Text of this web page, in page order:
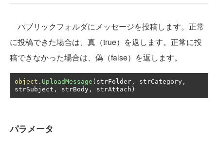
パブリックフォルダにメッセージを投稿します。正常
に投稿できた場合は、真（true）を返します。正常に投
稿できなかった場合は、偽（false）を返します。
object . UploadMessage ( strFolder , strCategory ,
strSubject , strBody , strAttach )
パラメータ